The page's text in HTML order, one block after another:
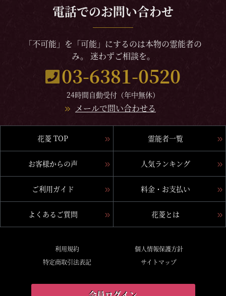
電話でのお問い合わせ
「不可能」を「可能」にするのは本物の霊能者の
み。 迷わずご相談を。
03-6381-0520
24時間自動受付（年中無休）
メールで問い合わせる
花菱 TOP 霊能者一覧
お客様からの声 人気ランキング
ご利用ガイド 料金・お支払い
よくあるご質問 花菱とは
利用規約
特定商取引法表記
個人情報保護方針
サイトマップ